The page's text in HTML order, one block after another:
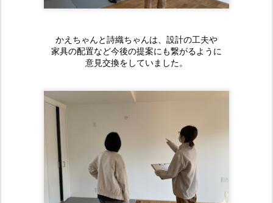
かえちゃんと詩織ちゃんは、設計の工夫や
家具の配置など今後の提案にも繋がるように
意見交換をしていました。